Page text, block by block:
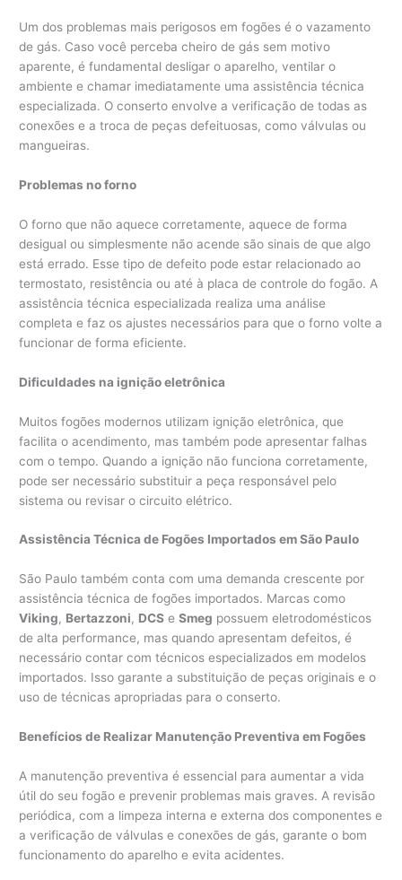
Um dos problemas mais perigosos em fogões é o vazamento
de gás. Caso você perceba cheiro de gás sem motivo
aparente, é fundamental desligar o aparelho, ventilar o
ambiente e chamar imediatamente uma assistência técnica
especializada. O conserto envolve a verificação de todas as
conexões e a troca de peças defeituosas, como válvulas ou
mangueiras.
Problemas no forno
O forno que não aquece corretamente, aquece de forma
desigual ou simplesmente não acende são sinais de que algo
está errado. Esse tipo de defeito pode estar relacionado ao
termostato, resistência ou até à placa de controle do fogão. A
assistência técnica especializada realiza uma análise
completa e faz os ajustes necessários para que o forno volte a
funcionar de forma eficiente.
Dificuldades na ignição eletrônica
Muitos fogões modernos utilizam ignição eletrônica, que
facilita o acendimento, mas também pode apresentar falhas
com o tempo. Quando a ignição não funciona corretamente,
pode ser necessário substituir a peça responsável pelo
sistema ou revisar o circuito elétrico.
Assistência Técnica de Fogões Importados em São Paulo
São Paulo também conta com uma demanda crescente por
assistência técnica de fogões importados. Marcas como
Viking, Bertazzoni, DCS eSmeg possuem eletrodomésticos
de alta performance, mas quando apresentam defeitos, é
necessário contar com técnicos especializados em modelos
importados. Isso garante a substituição de peças originais e o
uso de técnicas apropriadas para o conserto.
Benefícios de Realizar Manutenção Preventiva em Fogões
A manutenção preventiva é essencial para aumentar a vida
útil do seu fogão e prevenir problemas mais graves. A revisão
periódica, com a limpeza interna e externa dos componentes e
a verificação de válvulas e conexões de gás, garante o bom
funcionamento do aparelho e evita acidentes.